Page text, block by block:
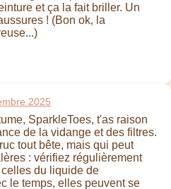
et ça la fait briller. Un
! (Bon ok, la
2025
SparkleToes, t'as raison
de la vidange et des filtres.
tout bête, mais qui peut
: vérifiez régulièrement
du liquide de
le temps, elles peuvent se